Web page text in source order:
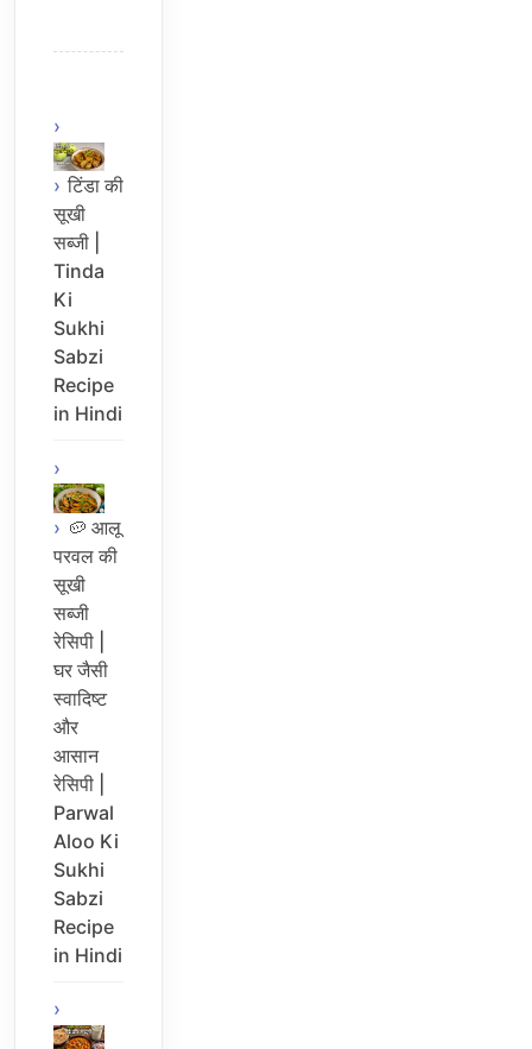
टिंडा की
सूखी
सब्जी |
Tinda
Ki
Sukhi
Sabzi
Recipe
in Hindi
🥔 आलू
परवल की
सूखी
सब्जी
रेसिपी |
घर जैसी
स्वादिष्ट
और
आसान
रेसिपी |
Parwal
Aloo Ki
Sukhi
Sabzi
Recipe
in Hindi